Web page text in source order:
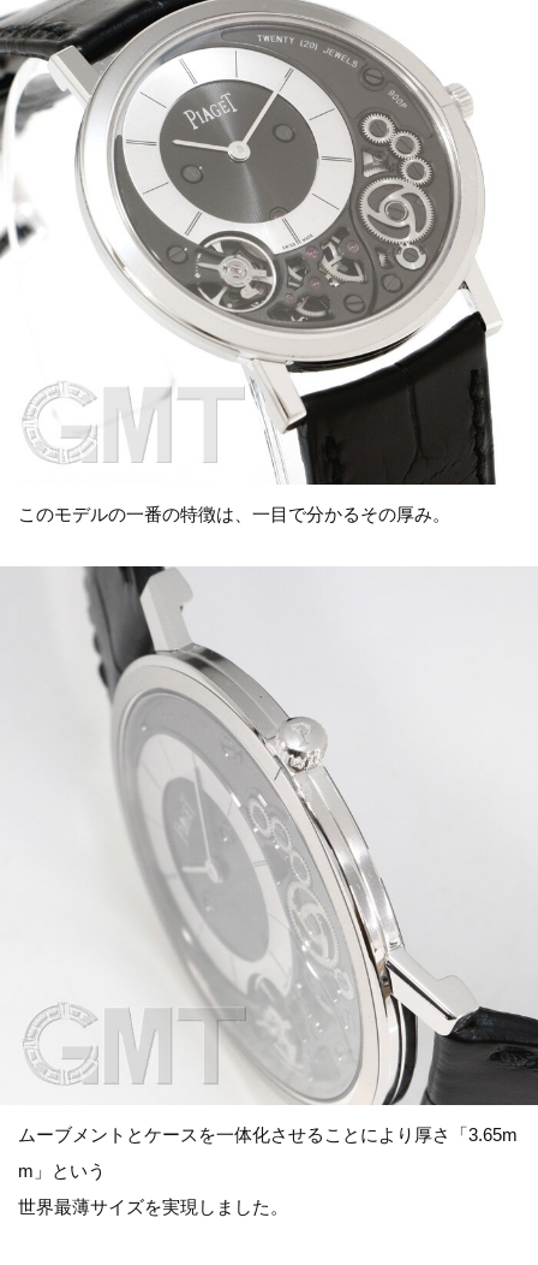
このモデルの一番の特徴は、一目で分かるその厚み。
ムーブメントとケースを一体化させることにより厚さ「3.65m
m」という
世界最薄サイズを実現しました。